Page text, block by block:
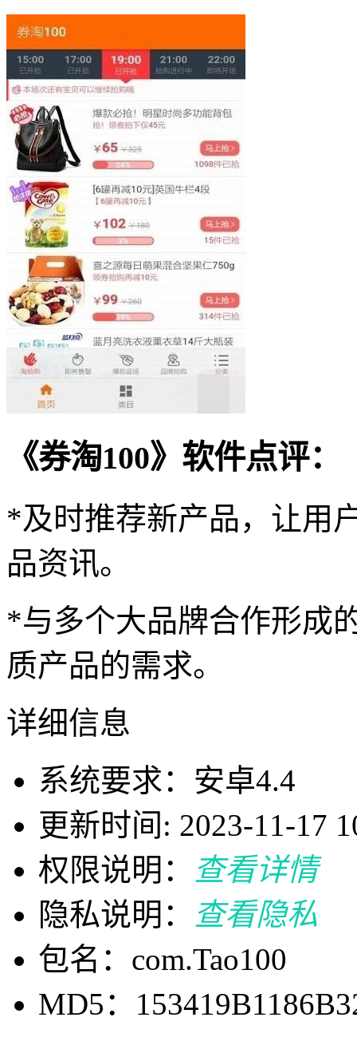
《券淘100》软件点评：
*及时推荐新产品，让用
品资讯。
*与多个大品牌合作形成
质产品的需求。
详细信息
系统要求：安卓4.4
更新时间: 2023-11-17
权限说明：
查看详情
隐私说明：
查看隐私
包名：com.Tao100
MD5：